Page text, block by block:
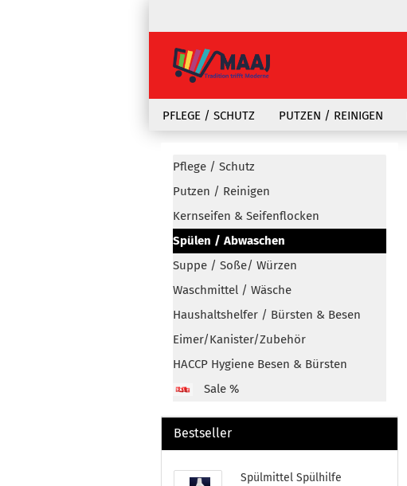
PFLEGE / SCHUTZ PUTZEN / REINIGEN
Pflege / Schutz
Putzen / Reinigen
Kernseifen & Seifenflocken
Spülen / Abwaschen
Suppe / Soße/ Würzen
Waschmittel / Wäsche
Haushaltshelfer / Bürsten & Besen
Eimer/Kanister/Zubehör
HACCP Hygiene Besen & Bürsten
Sale %
Bestseller
Spülmittel Spülhilfe